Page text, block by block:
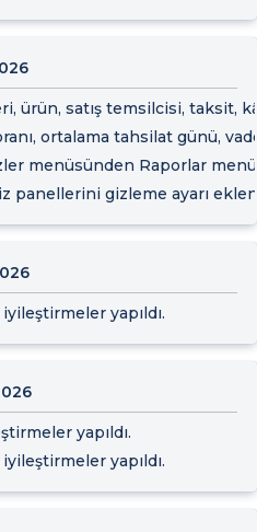
ürün, satış temsilcisi, taksit,
ortalama tahsilat günü,
menüsünden Raporlar
panellerini gizleme ayarı
yapıldı.
yapıldı.
yapıldı.